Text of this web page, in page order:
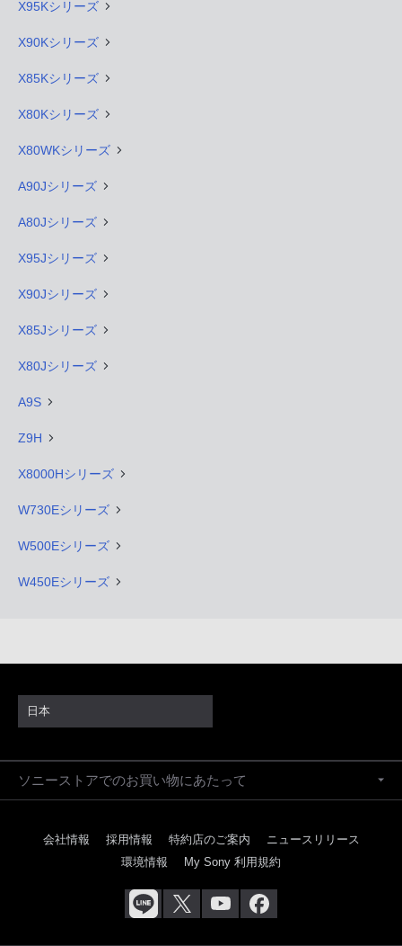
X95Kシリーズ
X90Kシリーズ
X85Kシリーズ
X80Kシリーズ
X80WKシリーズ
A90Jシリーズ
A80Jシリーズ
X95Jシリーズ
X90Jシリーズ
X85Jシリーズ
X80Jシリーズ
A9S
Z9H
X8000Hシリーズ
W730Eシリーズ
W500Eシリーズ
W450Eシリーズ
日本
ソニーストアでのお買い物にあたって
会社情報 採用情報 特約店のご案内
ニュースリリース
環境情報
My Sony 利用規約